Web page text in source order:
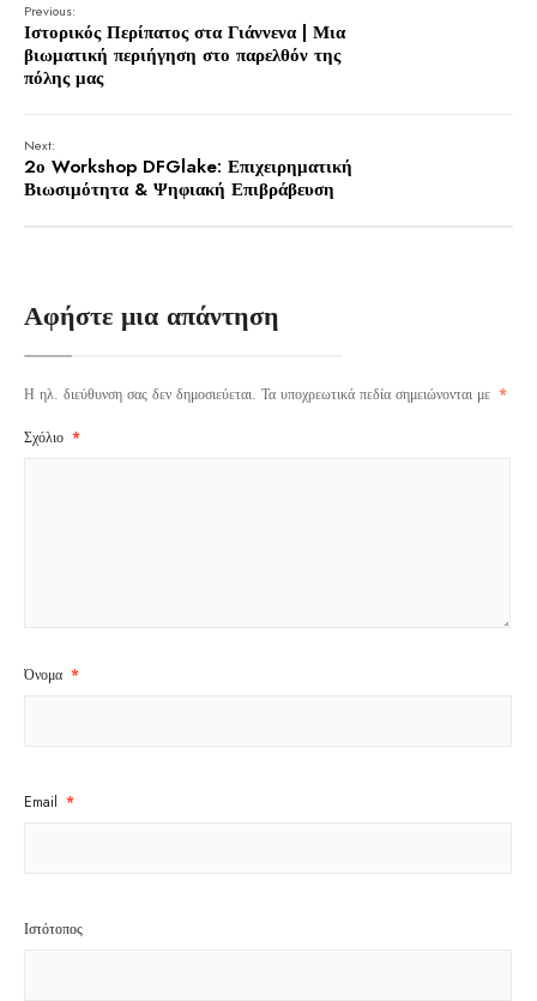
Previous:
Ιστορικός Περίπατος στα Γιάννενα | Μια
βιωματική περιήγηση στο παρελθόν της
πόλης μας
Next:
2ο Workshop DFGlake: Επιχειρηματική
Βιωσιμότητα & Ψηφιακή Επιβράβευση
Αφήστε μια απάντηση
Η ηλ. διεύθυνση σας δεν δημοσιεύεται. Τα υποχρεωτικά πεδία σημειώνονται με *
Σχόλιο *
Όνομα *
Email *
Ιστότοπος